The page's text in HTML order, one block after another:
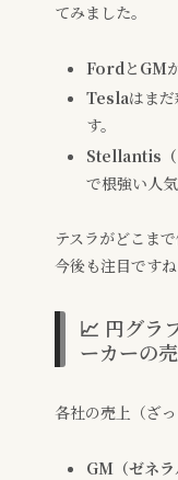
てみました。
Ford と GM
Teslaはま
す。
Stellantis（
で根強い人気
テスラがどこま
今後も注目ですね
📈 円グラ
ーカーの
各社の売上（ざっ
GM（ゼネラ